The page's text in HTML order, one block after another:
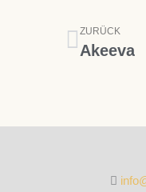
Zurück
ZURÜCK
Akeeva